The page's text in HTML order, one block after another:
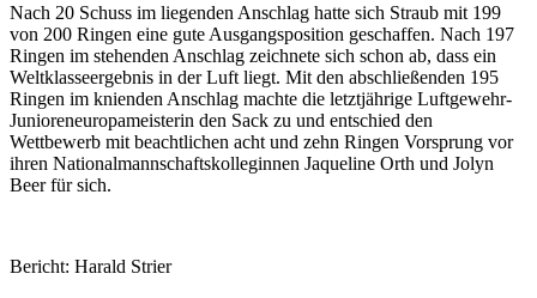
Nach 20 Schuss im liegenden Anschlag hatte sich Straub mit 199
von 200 Ringen eine gute Ausgangsposition geschaffen. Nach 197
Ringen im stehenden Anschlag zeichnete sich schon ab, dass ein
Weltklasseergebnis in der Luft liegt. Mit den abschließenden 195
Ringen im knienden Anschlag machte die letztjährige Luftgewehr-
Junioreneuropameisterin den Sack zu und entschied den
Wettbewerb mit beachtlichen acht und zehn Ringen Vorsprung vor
ihren Nationalmannschaftskolleginnen Jaqueline Orth und Jolyn
Beer für sich.
Bericht: Harald Strier